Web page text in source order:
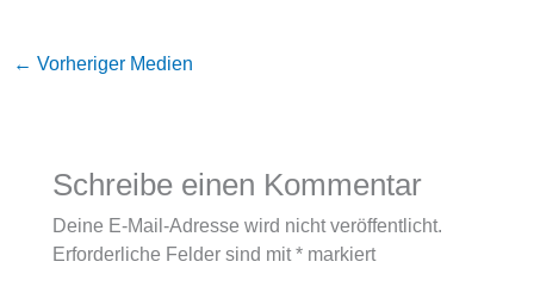
← Vorheriger Medien
Schreibe einen Kommentar
Deine E-Mail-Adresse wird nicht veröffentlicht.
Erforderliche Felder sind mit*markiert